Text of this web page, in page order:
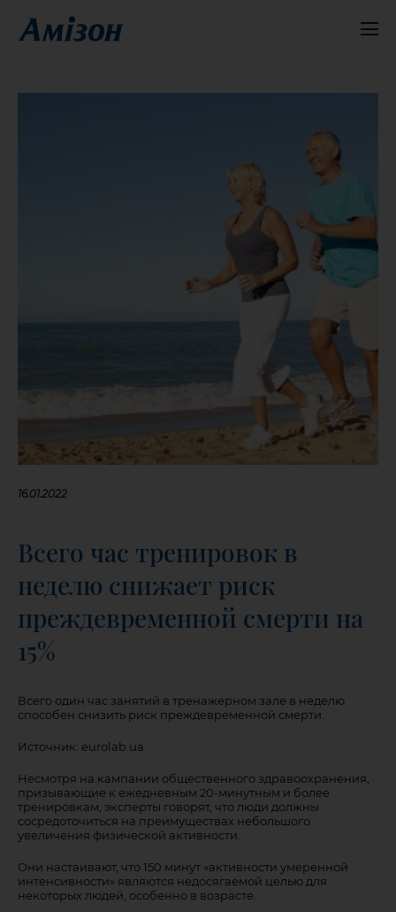
16.01.2022
Всего час тренировок в
неделю снижает риск
преждевременной смерти на
15%
Всего один час занятий в тренажерном зале в неделю
способен снизить риск преждевременной смерти.
Источник: eurolab.ua
Несмотря на кампании общественного здравоохранения,
призывающие к ежедневным 20-минутным и более
тренировкам, эксперты говорят, что люди должны
сосредоточиться на преимуществах небольшого
увеличения физической активности.
Они настаивают, что 150 минут «активности умеренной
интенсивности» являются недосягаемой целью для
некоторых людей, особенно в возрасте.